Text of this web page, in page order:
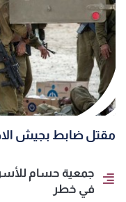
مقتل ضابط بجيش
جمعية حسام
في خطر